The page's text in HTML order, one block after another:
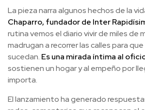
La pieza narra algunos hechos de la
Chaparro, fundador de Inter
rutina vemos el diario vivir de miles de
madrugan a recorrer las calles para
sucedan. Es una mirada íntima al
sostienen un hogar y al empeño por
importa.
El lanzamiento ha generado